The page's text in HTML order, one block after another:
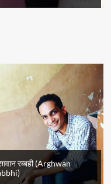
रब्बही (Arghwan